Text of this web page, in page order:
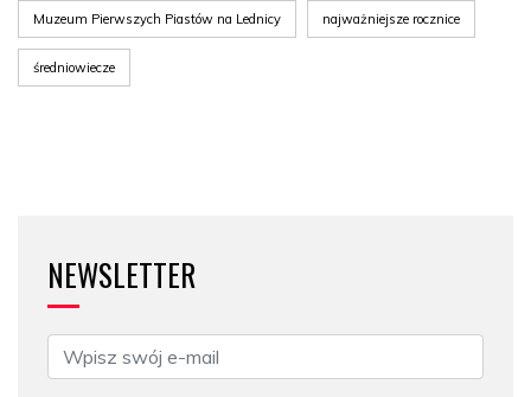
Muzeum Pierwszych Piastów na Lednicy najważniejsze rocznice
średniowiecze
NEWSLETTER